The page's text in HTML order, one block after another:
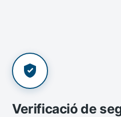
Verificació de